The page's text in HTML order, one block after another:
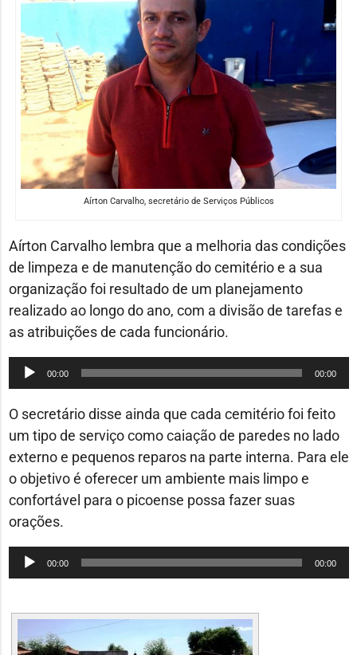
Aírton Carvalho, secretário de Serviços Públicos
Aírton Carvalho lembra que a melhoria das condições
de limpeza e de manutenção do cemitério e a sua
organização foi resultado de um planejamento
realizado ao longo do ano, com a divisão de tarefas e
as atribuições de cada funcionário.
Tocador
de
áudio
00:00 00:00
O secretário disse ainda que cada cemitério foi feito
um tipo de serviço como caiação de paredes no lado
externo e pequenos reparos na parte interna. Para ele
o objetivo é oferecer um ambiente mais limpo e
confortável para o picoense possa fazer suas
orações.
Tocador
de
00:00 00:00